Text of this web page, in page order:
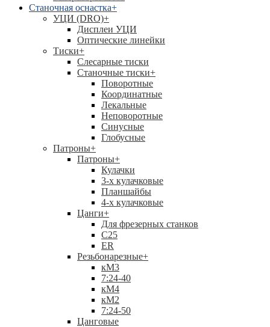
Станочная оснастка+
УЦИ (DRO)+
Дисплеи УЦИ
Оптические линейки
Тиски+
Слесарные тиски
Станочные тиски+
Поворотные
Координатные
Лекальные
Неповоротные
Синусные
Глобусные
Патроны+
Патроны+
Кулачки
3-х кулачковые
Планшайбы
4-х кулачковые
Цанги+
Для фрезерных станков
С25
ER
Резьбонарезные+
кМ3
7:24-40
кМ4
кМ2
7:24-50
Цанговые